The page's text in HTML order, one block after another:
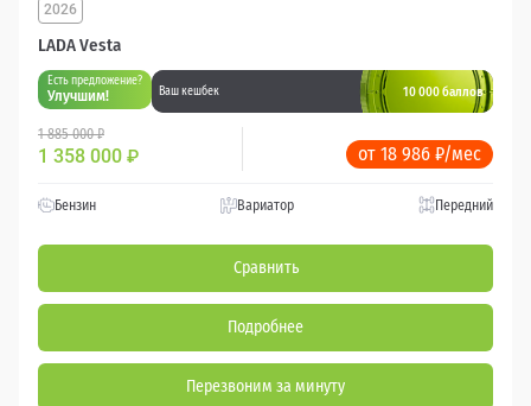
LADA Vesta
2026
Есть предложение?
Улучшим! Ваш кешбек 10 000 баллов
1 885 000 ₽
1 358 000 ₽ от 18 986 ₽/мес
Бензин Вариатор Передний
Сравнить
Подробнее
Перезвоним за минуту